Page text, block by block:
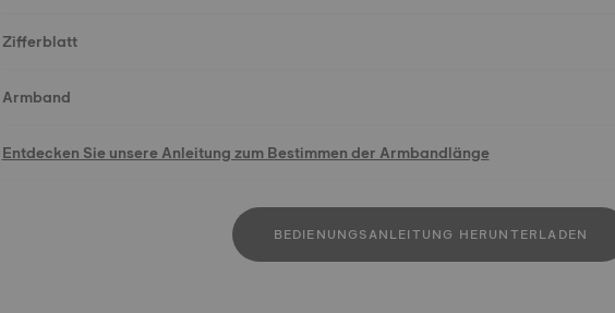
Zifferblatt
Armband
Entdecken Sie unsere Anleitung zum Bestimmen der Armbandlänge
BEDIENUNGSANLEITUNG HERUNTERLADEN